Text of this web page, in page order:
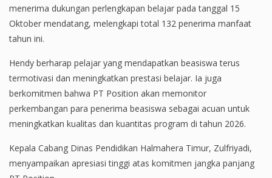
menerima dukungan perlengkapan belajar pada tanggal 15
Oktober mendatang, melengkapi total 132 penerima manfaat
tahun ini.
Hendy berharap pelajar yang mendapatkan beasiswa terus
termotivasi dan meningkatkan prestasi belajar. Ia juga
berkomitmen bahwa PT Position akan memonitor
perkembangan para penerima beasiswa sebagai acuan untuk
meningkatkan kualitas dan kuantitas program di tahun 2026.
Kepala Cabang Dinas Pendidikan Halmahera Timur, Zulfriyadi,
menyampaikan apresiasi tinggi atas komitmen jangka panjang